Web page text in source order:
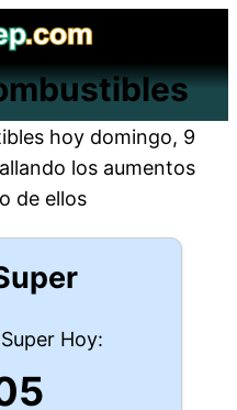
hoy domingo, 9
los aumentos
de ellos
Hoy: